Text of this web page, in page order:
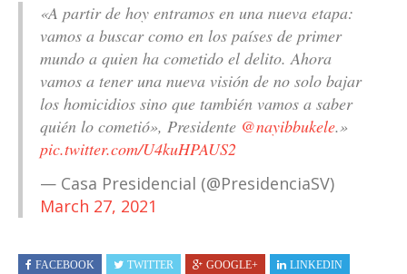
«A partir de hoy entramos en una nueva etapa:
vamos a buscar como en los países de primer
mundo a quien ha cometido el delito. Ahora
vamos a tener una nueva visión de no solo bajar
los homicidios sino que también vamos a saber
quién lo cometió», Presidente @nayibbukele.»
pic.twitter.com/U4kuHPAUS2
— Casa Presidencial (@PresidenciaSV)
March 27, 2021
FACEBOOK TWITTER GOOGLE+ LINKEDIN